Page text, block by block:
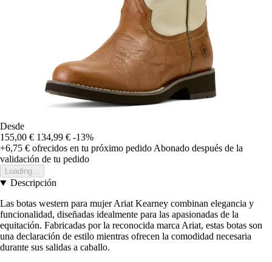
Desde
155,00 € 134,99 € -13%
+6,75 € ofrecidos en tu próximo pedidoAbonado después de la
validación de tu pedido
Loading...
Descripción
Las botas western para mujer Ariat Kearney combinan elegancia y
funcionalidad, diseñadas idealmente para las apasionadas de la
equitación. Fabricadas por la reconocida marca Ariat, estas botas son
una declaración de estilo mientras ofrecen la comodidad necesaria
durante sus salidas a caballo.